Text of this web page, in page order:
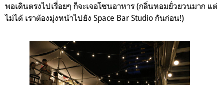
พอเดินตรงไปเรื่อยๆ ก็จะเจอโซนอาหาร (กลิ่นหอมยั่วยวนมาก แต่
ไม่ได้ เราต้องมุ่งหน้าไปยัง Space Bar Studio กันก่อน!)